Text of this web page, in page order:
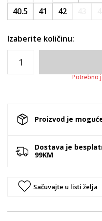
40.5
41 42
Izaberite količinu:
Potrebno
Proizvod je
Dostava je
99KM
Sačuvajte u listi želja